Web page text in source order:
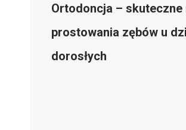
Ortodoncja – skuteczne
prostowania zębów u
dorosłych